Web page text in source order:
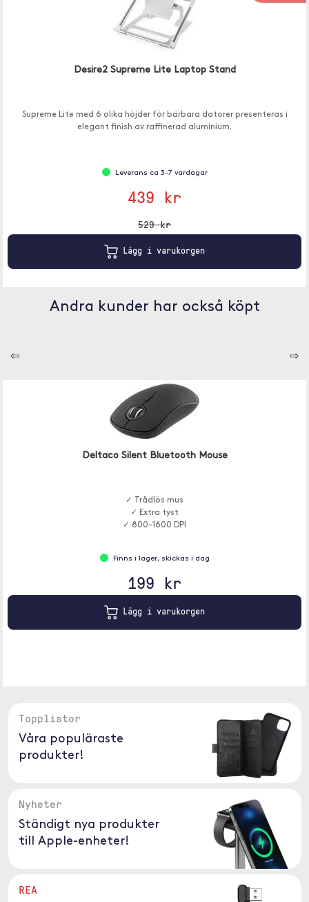
Desire2 Supreme Lite Laptop Stand
Supreme Lite med 6 olika höjder för bärbara datorer presenteras i
elegant finish av raffinerad aluminium.
Leverans ca 3-7 vardagar
439 kr
529 kr
Lägg i varukorgen
Andra kunder har också köpt
⇦ ⇨
Deltaco Silent Bluetooth Mouse
✓ Trådlös mus
✓ Extra tyst
✓ 800-1600 DPI
Finns i lager, skickas i dag
199 kr
Lägg i varukorgen
Topplistor
Våra populäraste
produkter!
Nyheter
Ständigt nya produkter
till Apple-enheter!
REA